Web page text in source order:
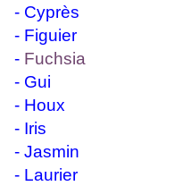
- Cyprès
- Figuier
- Fuchsia
- Gui
- Houx
- Iris
- Jasmin
- Laurier